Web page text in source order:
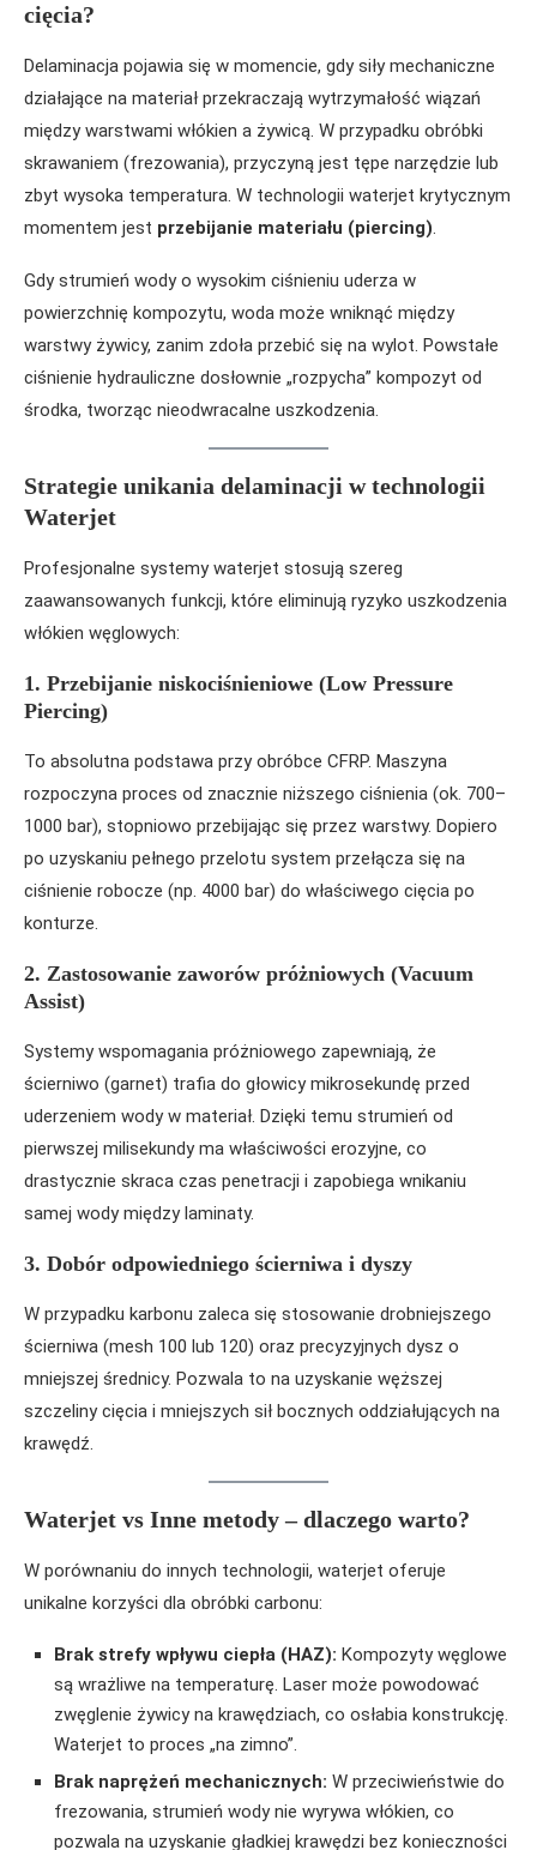
cięcia?
Delaminacja pojawia się w momencie, gdy siły mechaniczne
działające na materiał przekraczają wytrzymałość wiązań
między warstwami włókien a żywicą. W przypadku obróbki
skrawaniem (frezowania), przyczyną jest tępe narzędzie lub
zbyt wysoka temperatura. W technologii waterjet krytycznym
momentem jest przebijanie materiału (piercing).
Gdy strumień wody o wysokim ciśnieniu uderza w
powierzchnię kompozytu, woda może wniknąć między
warstwy żywicy, zanim zdoła przebić się na wylot. Powstałe
ciśnienie hydrauliczne dosłownie „rozpycha” kompozyt od
środka, tworząc nieodwracalne uszkodzenia.
Strategie unikania delaminacji w technologii
Waterjet
Profesjonalne systemy waterjet stosują szereg
zaawansowanych funkcji, które eliminują ryzyko uszkodzenia
włókien węglowych:
1. Przebijanie niskociśnieniowe (Low Pressure
Piercing)
To absolutna podstawa przy obróbce CFRP. Maszyna
rozpoczyna proces od znacznie niższego ciśnienia (ok. 700–
1000 bar), stopniowo przebijając się przez warstwy. Dopiero
po uzyskaniu pełnego przelotu system przełącza się na
ciśnienie robocze (np. 4000 bar) do właściwego cięcia po
konturze.
2. Zastosowanie zaworów próżniowych (Vacuum
Assist)
Systemy wspomagania próżniowego zapewniają, że
ścierniwo (garnet) trafia do głowicy mikrosekundę przed
uderzeniem wody w materiał. Dzięki temu strumień od
pierwszej milisekundy ma właściwości erozyjne, co
drastycznie skraca czas penetracji i zapobiega wnikaniu
samej wody między laminaty.
3. Dobór odpowiedniego ścierniwa i dyszy
W przypadku karbonu zaleca się stosowanie drobniejszego
ścierniwa (mesh 100 lub 120) oraz precyzyjnych dysz o
mniejszej średnicy. Pozwala to na uzyskanie węższej
szczeliny cięcia i mniejszych sił bocznych oddziałujących na
krawędź.
Waterjet vs Inne metody – dlaczego warto?
W porównaniu do innych technologii, waterjet oferuje
unikalne korzyści dla obróbki carbonu:
Brak strefy wpływu ciepła (HAZ): Kompozyty węglowe
są wrażliwe na temperaturę. Laser może powodować
zwęglenie żywicy na krawędziach, co osłabia konstrukcję.
Waterjet to proces „na zimno”.
Brak naprężeń mechanicznych: W przeciwieństwie do
frezowania, strumień wody nie wyrywa włókien, co
pozwala na uzyskanie gładkiej krawędzi bez konieczności